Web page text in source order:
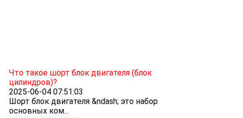
Что такое шорт блок двигателя (блок
цилиндров)?
2025-06-04 07:51:03
Шорт блок двигателя &ndash; это набор
основных ком...